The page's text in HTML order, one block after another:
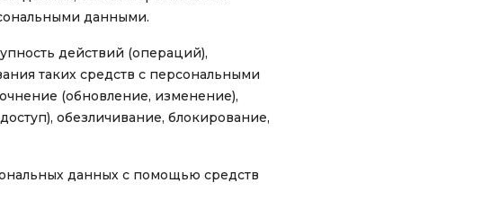
данными.
действий (операций),
таких средств с персональными
(обновление, изменение),
обезличивание, блокирование,
данных с помощью средств